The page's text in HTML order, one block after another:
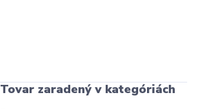
Tovar zaradený v kategóriách